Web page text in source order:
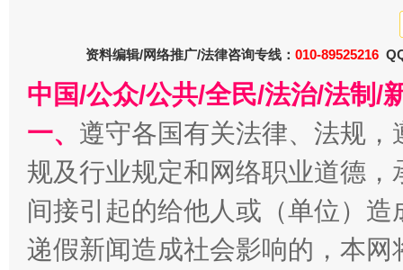
在谋一域中谋全局
今
资料编辑/网络推广/法律咨询专线： 010-89525216
中国/公众/公共/全民/法治/法制/
一、 遵守各国有关法律、法规
规及行业规定和网络职业道德
间接引起的给他人或（单位）
递假新闻造成社会影响的，本